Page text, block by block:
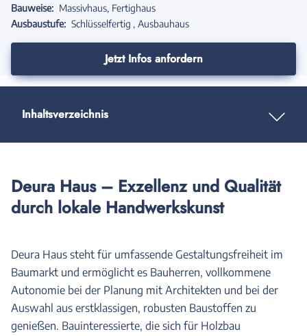
Bauweise: Massivhaus Fertighaus
Ausbaustufe: Schlüsselfertig Ausbauhaus
Jetzt Infos anfordern
Inhaltsverzeichnis
Deura Haus – Exzellenz und Qualität
durch lokale Handwerkskunst
Deura Haus steht für umfassende Gestaltungsfreiheit im
Baumarkt und ermöglicht es Bauherren, vollkommene
Autonomie bei der Planung mit Architekten und bei der
Auswahl aus erstklassigen, robusten Baustoffen zu
genießen. Bauinteressierte, die sich für Holzbau